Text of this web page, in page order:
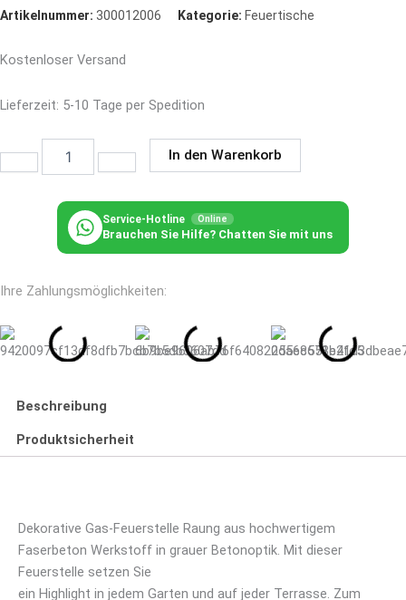
Artikelnummer: 300012006 Kategorie: Feuertische
Kostenloser Versand
Lieferzeit: 5-10 Tage per Spedition
Feuerstelle
grauer
Betonoptik
Menge
In den Warenkorb
Service-Hotline Online
Brauchen Sie Hilfe? Chatten Sie mit uns
Ihre Zahlungsmöglichkeiten:
Beschreibung
Produktsicherheit
Dekorative Gas-Feuerstelle Raung aus hochwertigem
Faserbeton Werkstoff in grauer Betonoptik. Mit dieser
Feuerstelle setzen Sie
ein Highlight in jedem Garten und auf jeder Terrasse. Zum